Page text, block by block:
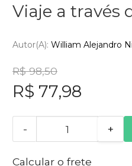
Viaje a través
Autor(a): William Alejandro
R$ 98,50
R$ 77,98
- +
Calcular o frete